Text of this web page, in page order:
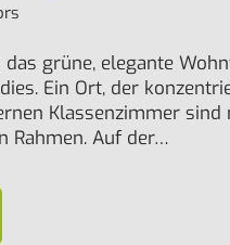
grüne, elegante
Ein Ort, der
Klassenzimmer
Rahmen. Auf der…